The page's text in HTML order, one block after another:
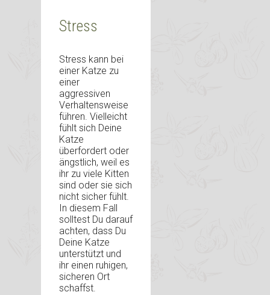
Stress
Stress kann bei
einer Katze zu
einer
aggressiven
Verhaltensweise
führen. Vielleicht
fühlt sich Deine
Katze
überfordert oder
ängstlich, weil es
ihr zu viele Kitten
sind oder sie sich
nicht sicher fühlt.
In diesem Fall
solltest Du darauf
achten, dass Du
Deine Katze
unterstützt und
ihr einen ruhigen,
sicheren Ort
schaffst.